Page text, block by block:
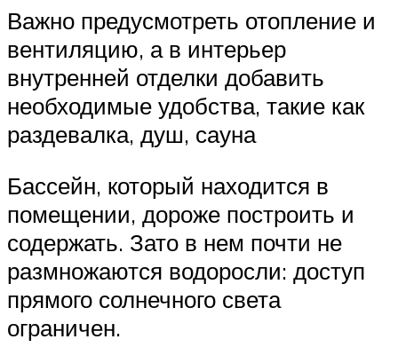
Важно предусмотреть отопление и
вентиляцию, а в интерьер
внутренней отделки добавить
необходимые удобства, такие как
раздевалка, душ, сауна
Бассейн, который находится в
помещении, дороже построить и
содержать. Зато в нем почти не
размножаются водоросли: доступ
прямого солнечного света
ограничен.